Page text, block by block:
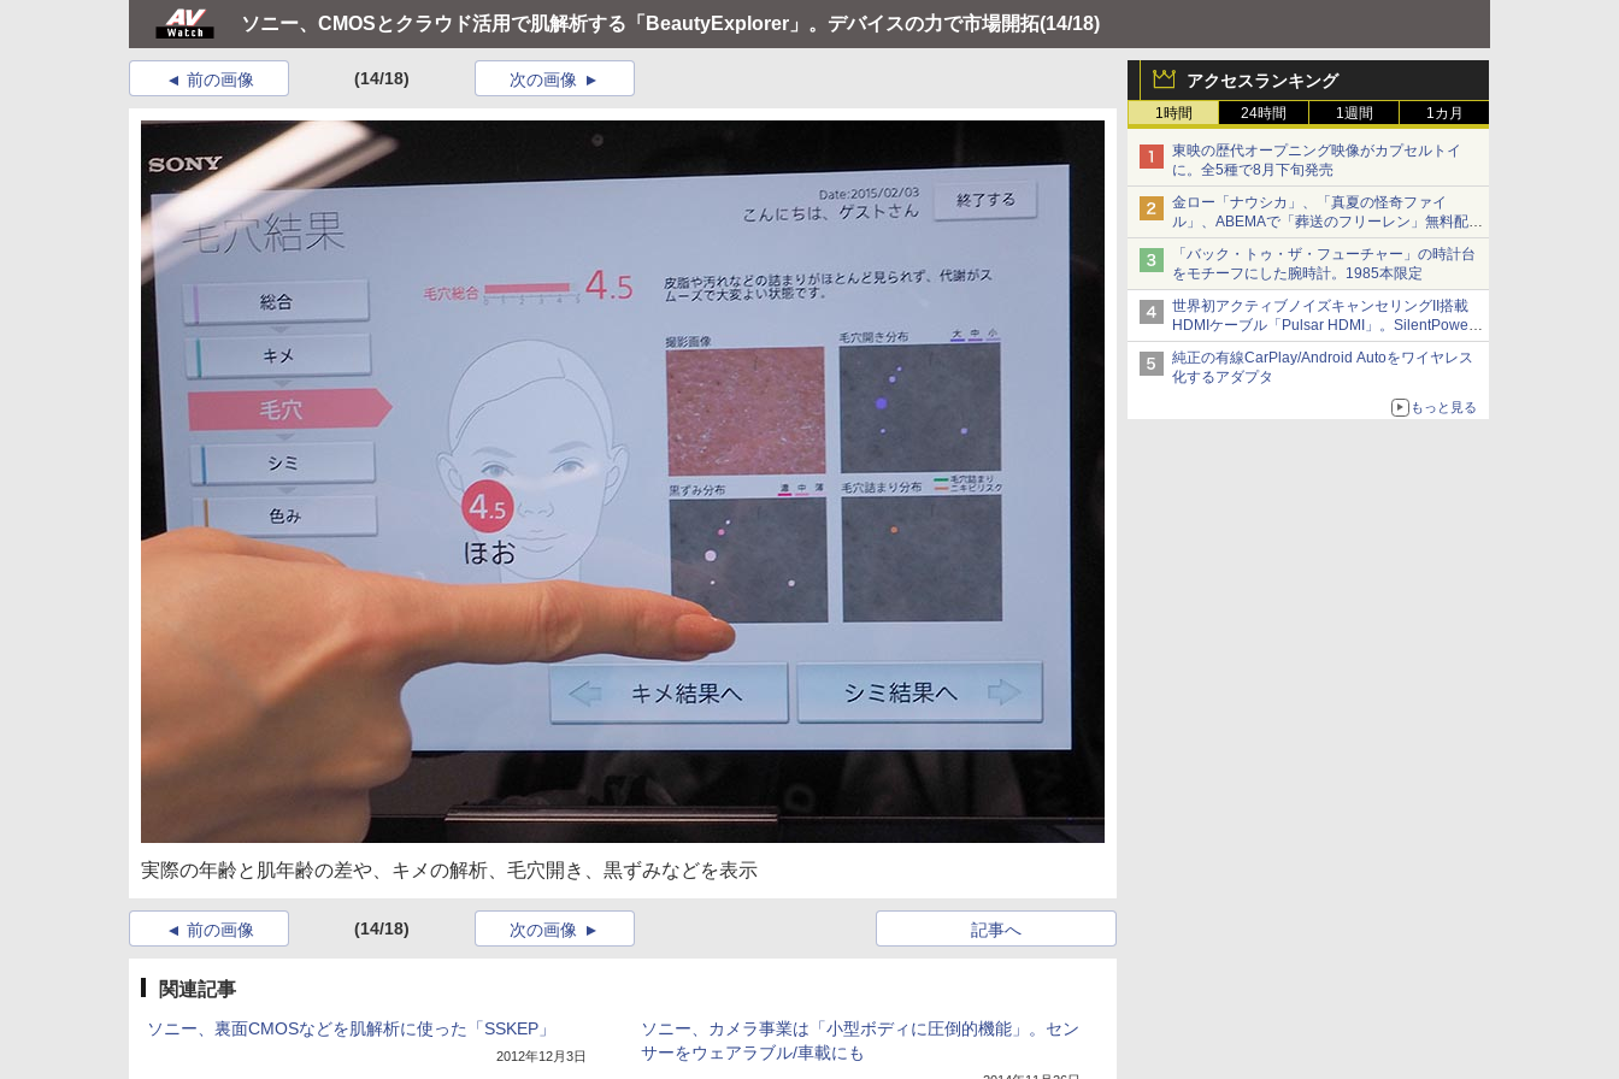
ソニー、CMOSとクラウド活用で肌解析する「BeautyExplorer」。デバイスの力で市場開拓(14/18)
アクセスランキング
1時間 24時間 1週間 1カ月
東映の歴代オープニング映像がカプセルトイ
に。全5種で8月下旬発売
金ロー「ナウシカ」、「真夏の怪奇ファイ
ル」、ABEMAで「葬送のフリーレン」無料配信
など。夏の特番・配信情報
「バック・トゥ・ザ・フューチャー」の時計台
をモチーフにした腕時計。1985本限定
世界初アクティブノイズキャンセリングII搭載
HDMIケーブル「Pulsar HDMI」。SilentPower
から
純正の有線CarPlay/Android Autoをワイヤレス
化するアダプタ
もっと見る
前の画像 (14/18) 次の画像
実際の年齢と肌年齢の差や、キメの解析、毛穴開き、黒ずみなどを表示
前の画像 (14/18) 記事へ
次の画像
関連記事
ソニー、裏面CMOSなどを肌解析に使った「SSKEP」
2012年12月3日
ソニー、カメラ事業は「小型ボディに圧倒的機能」。セン
サーをウェアラブル/車載にも